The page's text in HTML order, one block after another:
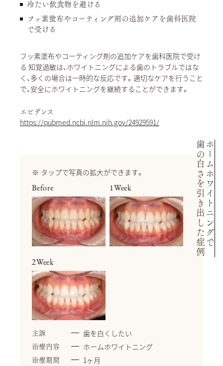
冷たい飲食物を避ける
フッ素塗布やコーティング剤の追加ケアを歯科医院
で受ける
フッ素塗布やコーティング剤の追加ケアを歯科医院で受け
る 知覚過敏は、ホワイトニングによる歯のトラブルではな
く、多くの場合は一時的な反応です。適切なケアを行うこと
で、安全にホワイトニングを継続することができます。
エビデンス
https://pubmed.ncbi.nlm.nih.gov/24929591/
ホームホワイトニングで
歯の白さを引き出した症例
タップで写真の拡大ができます。
Before 1Week
2Week
主訴 歯を白くしたい
治療内容 ホームホワイトニング
治療期間 1ヶ月